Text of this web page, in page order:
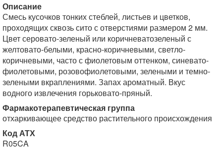
Описание
Смесь кусочков тонких стеблей, листьев и цветков,
проходящих сквозь сито с отверстиями размером 2 мм.
Цвет серовато-зеленый или коричневато­зеленый с
желтовато-белыми, красно-коричневыми, светло-
коричневыми, часто с фиолетовым оттенком, синевато-
фиолетовыми, розово­фиолетовыми, зелеными и темно-
зелеными вкраплениями. Запах ароматный. Вкус
водного извлечения горьковато-пряный.
Фармакотерапевтическая группа
отхаркивающее средство растительного происхожде­ния
Код АТХ
R05CA